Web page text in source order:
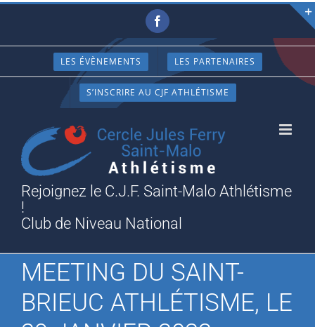
Passer
contenu
Facebook
LES ÉVÈNEMENTS LES PARTENAIRES
S’INSCRIRE AU CJF ATHLÉTISME
Rejoignez le C.J.F. Saint-Malo Athlétisme
!
Club de Niveau National
MEETING DU SAINT-
BRIEUC ATHLÉTISME, LE